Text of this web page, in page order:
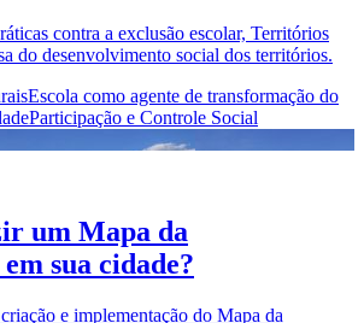
contra a exclusão escolar, Territórios
do desenvolvimento social dos territórios.
Escola como agente de transformação do
Participação e Controle Social
um Mapa da
sua cidade?
e implementação do Mapa da